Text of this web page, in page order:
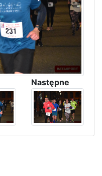
Następne